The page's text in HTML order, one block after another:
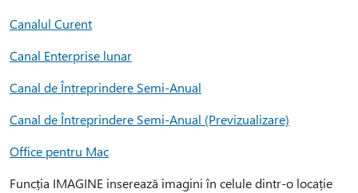
Canalul Curent
Canal Enterprise lunar
Canal de Întreprindere Semi-Anual
Canal de Întreprindere Semi-Anual (Previzualizare)
Office pentru Mac
Funcția IMAGINE inserează imagini în celule dintr-o locație